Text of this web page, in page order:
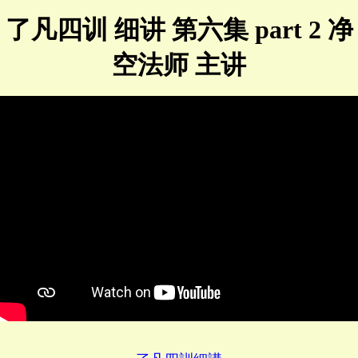
了凡四训 细讲 第六集 part 2 净
空法师 主讲